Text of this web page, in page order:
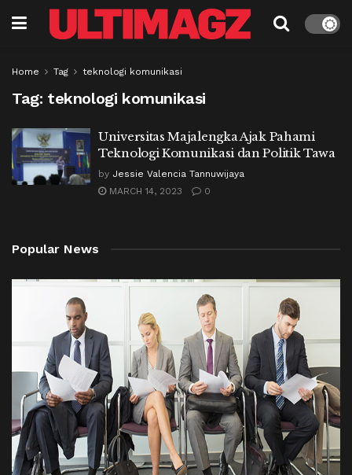
Home Tag teknologi komunikasi
Tag: teknologi komunikasi
Universitas Majalengka Ajak Pahami
Teknologi Komunikasi dan Politik Tawa
by Jessie Valencia Tannuwijaya
MARCH 14, 2023
0
Popular News